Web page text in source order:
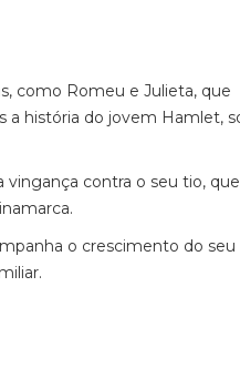
como Romeu e Julieta, que
a história do jovem Hamlet,
contra o seu tio, que
o crescimento do seu